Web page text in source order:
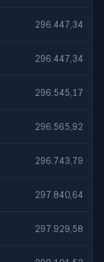
296.447,34
296.447,34
296.545,17
296.565,92
296.743,79
297.840,64
297.929,58